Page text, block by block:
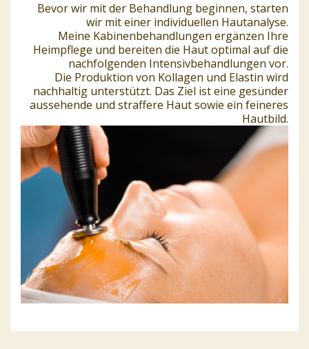
Bevor wir mit der Behandlung beginnen, starten
wir mit einer individuellen Hautanalyse.
Meine Kabinenbehandlungen ergänzen Ihre
Heimpflege und bereiten die Haut optimal auf die
nachfolgenden Intensivbehandlungen vor.
Die Produktion von Kollagen und Elastin wird
nachhaltig unterstützt. Das Ziel ist eine gesünder
aussehende und straffere Haut sowie ein feineres
Hautbild.